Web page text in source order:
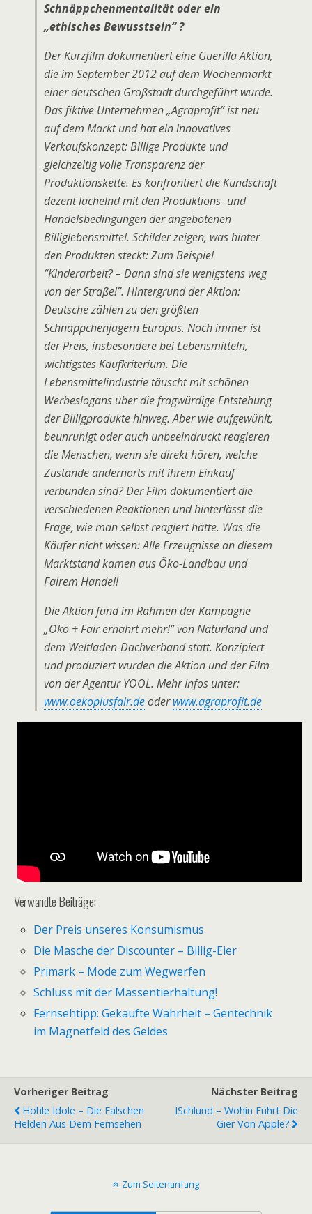
Schnäppchenmentalität oder ein
„ethisches Bewusstsein“ ?
Der Kurzfilm dokumentiert eine Guerilla Aktion,
die im September 2012 auf dem Wochenmarkt
einer deutschen Großstadt durchgeführt wurde.
Das fiktive Unternehmen „Agraprofit” ist neu
auf dem Markt und hat ein innovatives
Verkaufskonzept: Billige Produkte und
gleichzeitig volle Transparenz der
Produktionskette. Es konfrontiert die Kundschaft
dezent lächelnd mit den Produktions- und
Handelsbedingungen der angebotenen
Billiglebensmittel. Schilder zeigen, was hinter
den Produkten steckt: Zum Beispiel
“Kinderarbeit? – Dann sind sie wenigstens weg
von der Straße!”. Hintergrund der Aktion:
Deutsche zählen zu den größten
Schnäppchenjägern Europas. Noch immer ist
der Preis, insbesondere bei Lebensmitteln,
wichtigstes Kaufkriterium. Die
Lebensmittelindustrie täuscht mit schönen
Werbeslogans über die fragwürdige Entstehung
der Billigprodukte hinweg. Aber wie aufgewühlt,
beunruhigt oder auch unbeeindruckt reagieren
die Menschen, wenn sie direkt hören, welche
Zustände andernorts mit ihrem Einkauf
verbunden sind? Der Film dokumentiert die
verschiedenen Reaktionen und hinterlässt die
Frage, wie man selbst reagiert hätte. Was die
Käufer nicht wissen: Alle Erzeugnisse an diesem
Marktstand kamen aus Öko-Landbau und
Fairem Handel!
Die Aktion fand im Rahmen der Kampagne
„Öko + Fair ernährt mehr!” von Naturland und
dem Weltladen-Dachverband statt. Konzipiert
und produziert wurden die Aktion und der Film
von der Agentur YOOL. Mehr Infos unter:
www.oekoplusfair.deoderwww.agraprofit.de
Verwandte Beiträge:
Der Preis unseres Konsumismus
Die Masche der Discounter – Billig-Eier
Primark – Mode zum Wegwerfen
Schluss mit der Massentierhaltung!
Fernsehtipp: Gekaufte Wahrheit – Gentechnik
im Magnetfeld des Geldes
Vorheriger Beitrag
Hohle Idole – Die Falschen
Helden Aus Dem Fernsehen
Nächster Beitrag
ISchlund – Wohin Führt Die
Gier Von Apple?
Zum Seitenanfang